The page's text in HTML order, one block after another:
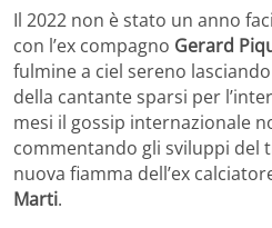
Il 2022 non è stato un anno
con l’ex compagno Gerard
fulmine a ciel sereno
della cantante sparsi per
mesi il gossip internazionale
commentando gli sviluppi del
nuova fiamma dell’ex
Marti.